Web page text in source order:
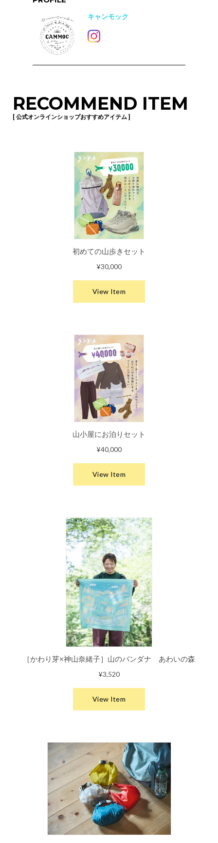
キャンモック
RECOMMEND ITEM
[ 公式オンラインショップおすすめアイテム ]